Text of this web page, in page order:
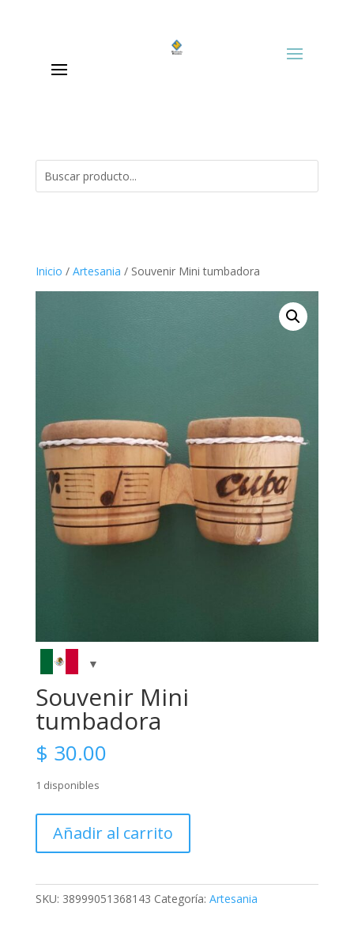
Inicio / Artesania / Souvenir Mini tumbadora
Souvenir Mini
tumbadora
$ 30.00
1 disponibles
Mini
tumbadora
Añadir al carrito
SKU: 38999051368143 Categoría: Artesania